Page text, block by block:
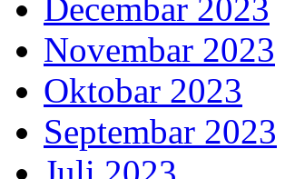
Decembar 2023
Novembar 2023
Oktobar 2023
Septembar 2023